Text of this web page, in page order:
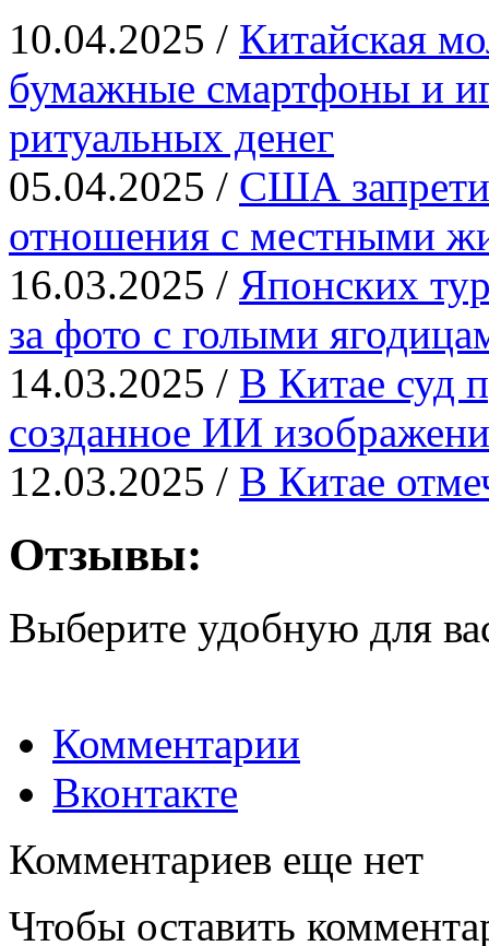
10.04.2025 / Китайская
бумажные смартфоны и
ритуальных денег
05.04.2025 / США
отношения с местными
16.03.2025 / Японских
за фото с голыми
14.03.2025 / В Китае суд
созданное ИИ
12.03.2025 / В Китае
Отзывы:
Выберите удобную для
Комментарии
Вконтакте
Комментариев еще нет
Чтобы оставить